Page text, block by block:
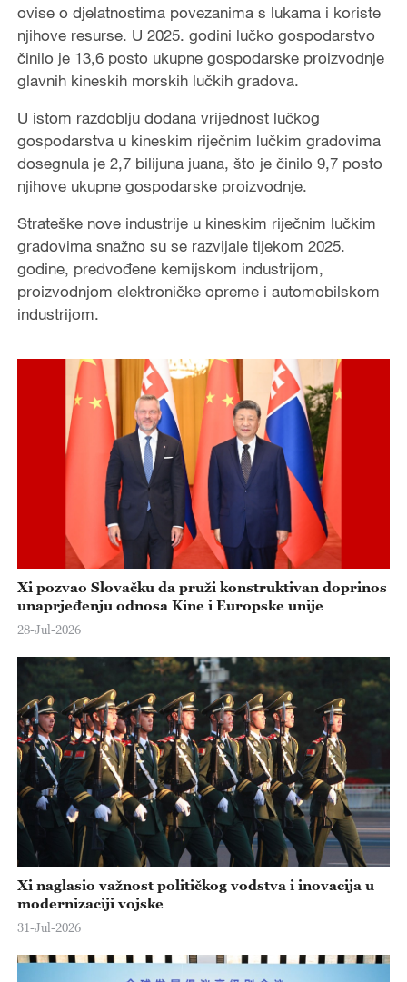
ovise o djelatnostima povezanima s lukama i koriste
njihove resurse. U 2025. godini lučko gospodarstvo
činilo je 13,6 posto ukupne gospodarske proizvodnje
glavnih kineskih morskih lučkih gradova.
U istom razdoblju dodana vrijednost lučkog
gospodarstva u kineskim riječnim lučkim gradovima
dosegnula je 2,7 bilijuna juana, što je činilo 9,7 posto
njihove ukupne gospodarske proizvodnje.
Strateške nove industrije u kineskim riječnim lučkim
gradovima snažno su se razvijale tijekom 2025.
godine, predvođene kemijskom industrijom,
proizvodnjom elektroničke opreme i automobilskom
industrijom.
Xi pozvao Slovačku da pruži konstruktivan doprinos
unaprjeđenju odnosa Kine i Europske unije
28-Jul-2026
Xi naglasio važnost političkog vodstva i inovacija u
modernizaciji vojske
31-Jul-2026